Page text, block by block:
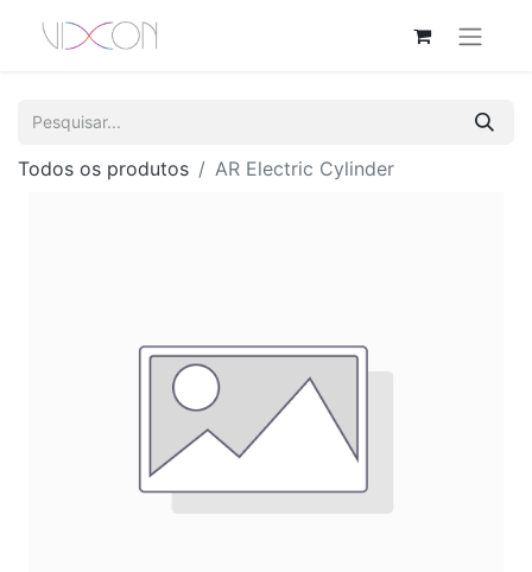
Todos os produtos AR Electric Cylinder